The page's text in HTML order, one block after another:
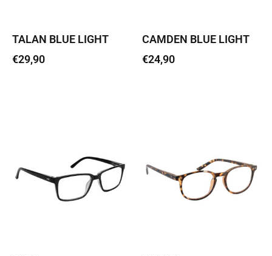
TALAN BLUE LIGHT
€29,90
CAMDEN BLUE LIGHT
€24,90